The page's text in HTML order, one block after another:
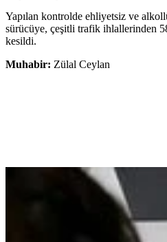
Yapılan kontrolde ehliyetsiz ve
sürücüye, çeşitli trafik ihlallerinden
kesildi.
Muhabir: Zülal Ceylan